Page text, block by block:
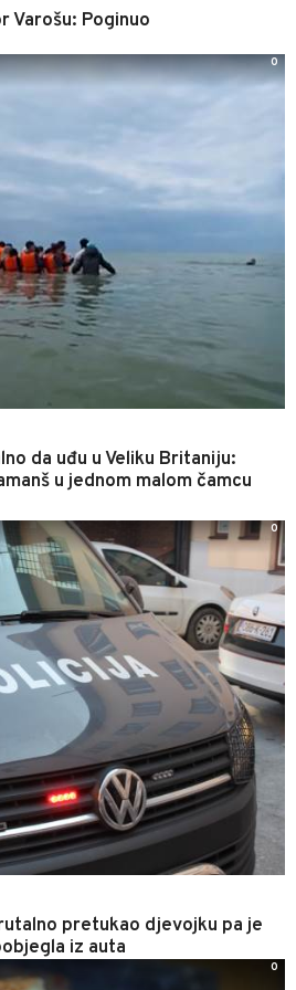
Varošu: Poginuo
da uđu u Veliku Britaniju:
u jednom malom čamcu
0
pretukao djevojku pa je
iz auta
0
0